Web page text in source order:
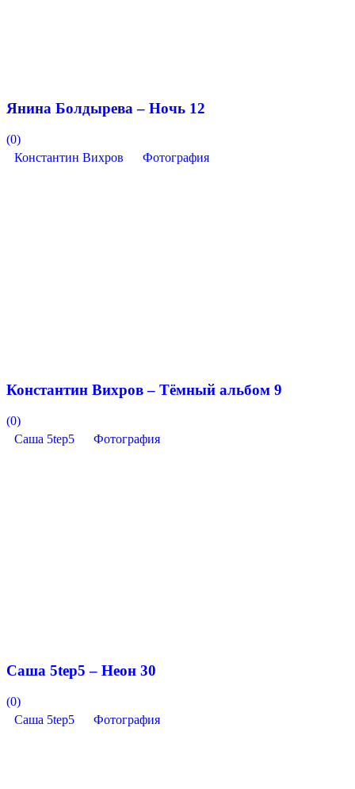
Янина Болдырева – Ночь 12
(0)
Константин Вихров
Фотография
Константин Вихров – Тёмный альбом 9
(0)
Саша 5tep5
Фотография
Саша 5tep5 – Неон 30
(0)
Саша 5tep5
Фотография